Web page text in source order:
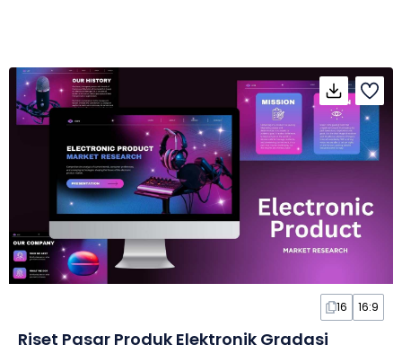
16 16:9
Riset Pasar Produk Elektronik Gradasi